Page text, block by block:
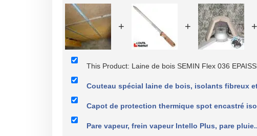
+ + +
This Product: Laine de bois SEMIN Flex 036
Couteau spécial laine de bois, isolants fibreux et
Capot de protection thermique spot encastré
Pare vapeur, frein vapeur Intello Plus, pare